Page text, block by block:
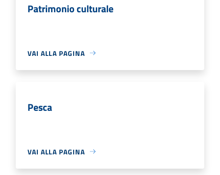
Patrimonio culturale
VAI ALLA PAGINA
Pesca
VAI ALLA PAGINA